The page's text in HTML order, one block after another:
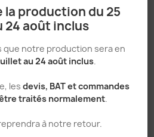
la production du 25
24 août inclus
que notre production sera en
au 24 août inclus.
les devis, BAT et commandes
traités normalement.
à notre retour.
et transparent
EN 5